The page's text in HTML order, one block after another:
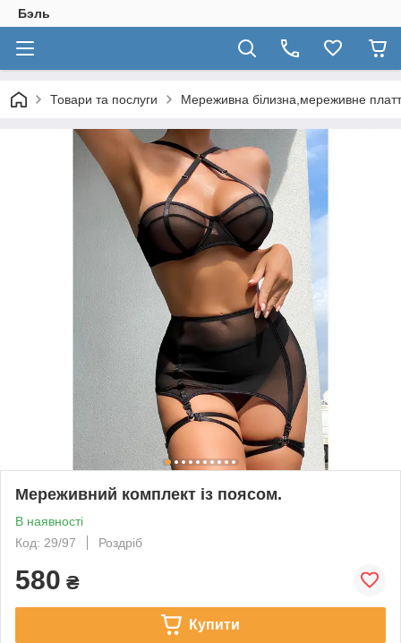
Бэль
Товари та послуги Мереживна білизна,мереживне
Мереживний комплект із поясом.
В наявності
Код: 29/97
Роздріб
580 ₴
Купити